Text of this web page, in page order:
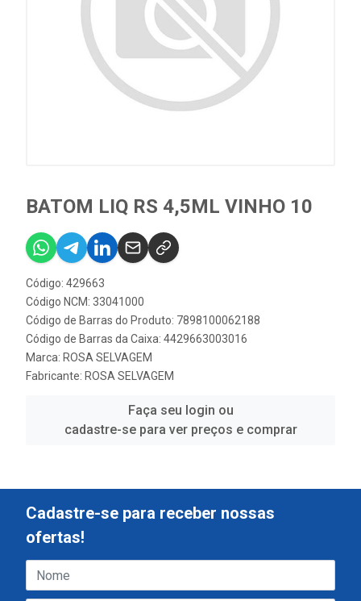
BATOM LIQ RS 4,5ML VINHO 10
Código: 429663
Código NCM: 33041000
Código de Barras do Produto: 7898100062188
Código de Barras da Caixa: 4429663003016
Marca: ROSA SELVAGEM
Fabricante: ROSA SELVAGEM
Faça seu login ou
cadastre-se para ver preços e comprar
Cadastre-se para receber nossas
ofertas!